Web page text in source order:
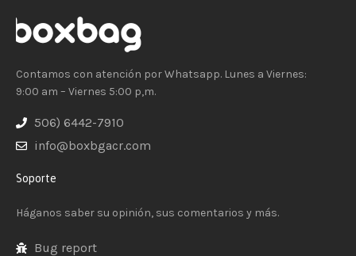
Contamos con atención por Whatsapp. Lunes a Viernes:
9:00 am – Viernes 5:00 p,m.
506) 6442-7910
info@boxbgacr.com
Soporte
Háganos saber su opinión, sus comentarios y más.
Bug report